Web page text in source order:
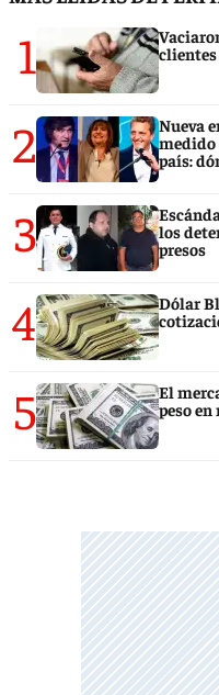
1
clientes
2
Nueva
medido
país:
3
los
presos
4
Dólar
5
El
peso